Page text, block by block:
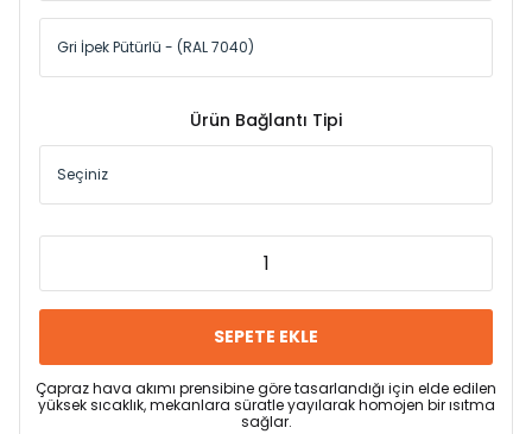
Ürün Bağlantı Tipi
SEPETE EKLE
Çapraz hava akımı prensibine göre tasarlandığı için elde edilen
yüksek sıcaklık, mekanlara süratle yayılarak homojen bir ısıtma
sağlar.